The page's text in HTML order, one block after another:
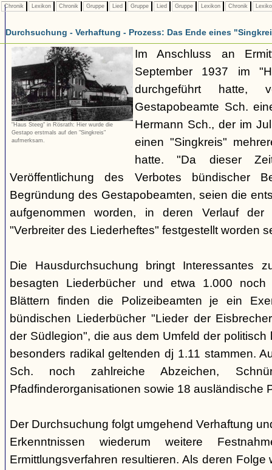
Chronik Lexikon Chronik Gruppe Lied Gruppe Lied Gruppe Lexikon Chronik
Durchsuchung - Verhaftung - Prozess: Das Ende eines
"Haus Steeg" in Rösrath: Hier wurde die
Gestapo erstmals auf den "Singkreis"
aufmerksam.
Im Anschluss an
September 1937 im
durchgeführt hatte,
Gestapobeamte Sch.
Hermann Sch., der im
einen "Singkreis"
hatte. "Da dieser
Veröffentlichung des Verbotes bündischer
Begründung des Gestapobeamten, seien die
aufgenommen worden, in deren Verlauf der
"Verbreiter des Liederheftes" festgestellt worden
Die Hausdurchsuchung bringt Interessantes
besagten Liederbücher und etwa 1.000 noch
Blättern finden die Polizeibeamten je ein
bündischen Liederbücher "Lieder der
der Südlegion", die aus dem Umfeld der
besonders radikal geltenden dj 1.11 stammen.
Sch. noch zahlreiche Abzeichen,
Pfadfinderorganisationen sowie 18 ausländische
Der Durchsuchung folgt umgehend Verhaftung
Erkenntnissen wiederum weitere
Ermittlungsverfahren resultieren. Als deren